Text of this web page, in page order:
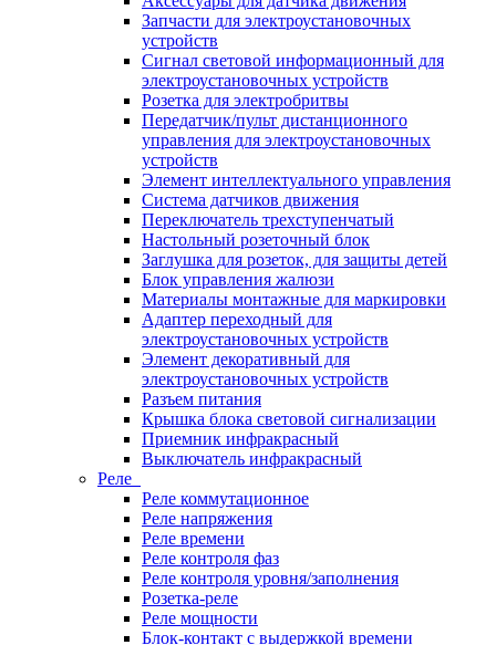
Запчасти для электроустановочных
устройств
Сигнал световой информационный для
электроустановочных устройств
Розетка для электробритвы
Передатчик/пульт дистанционного
управления для электроустановочных
устройств
Элемент интеллектуального управления
Система датчиков движения
Переключатель трехступенчатый
Настольный розеточный блок
Заглушка для розеток, для защиты детей
Блок управления жалюзи
Материалы монтажные для маркировки
Адаптер переходный для
электроустановочных устройств
Элемент декоративный для
электроустановочных устройств
Разъем питания
Крышка блока световой сигнализации
Приемник инфракрасный
Выключатель инфракрасный
Реле
Реле коммутационное
Реле напряжения
Реле времени
Реле контроля фаз
Реле контроля уровня/заполнения
Розетка-реле
Реле мощности
Блок-контакт с выдержкой времени